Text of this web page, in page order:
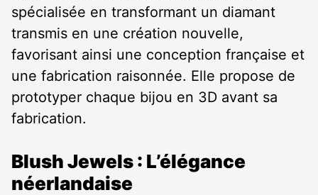
spécialisée en transformant un diamant
transmis en une création nouvelle,
favorisant ainsi une conception française et
une fabrication raisonnée. Elle propose de
prototyper chaque bijou en 3D avant sa
fabrication.
Blush Jewels : L’élégance
néerlandaise